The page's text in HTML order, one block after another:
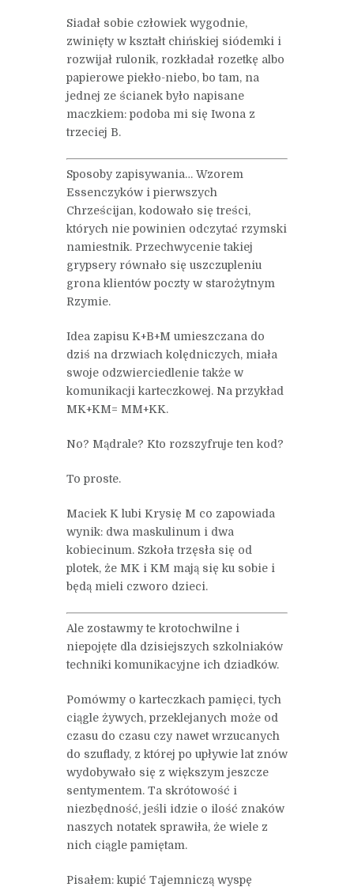
Siadał sobie człowiek wygodnie,
zwinięty w kształt chińskiej siódemki i
rozwijał rulonik, rozkładał rozetkę albo
papierowe piekło-niebo, bo tam, na
jednej ze ścianek było napisane
maczkiem: podoba mi się Iwona z
trzeciej B.
Sposoby zapisywania… Wzorem
Essenczyków i pierwszych
Chrześcijan, kodowało się treści,
których nie powinien odczytać rzymski
namiestnik. Przechwycenie takiej
grypsery równało się uszczupleniu
grona klientów poczty w starożytnym
Rzymie.
Idea zapisu K+B+M umieszczana do
dziś na drzwiach kolędniczych, miała
swoje odzwierciedlenie także w
komunikacji karteczkowej. Na przykład
MK+KM= MM+KK.
No? Mądrale? Kto rozszyfruje ten kod?
To proste.
Maciek K lubi Krysię M co zapowiada
wynik: dwa maskulinum i dwa
kobiecinum. Szkoła trzęsła się od
plotek, że MK i KM mają się ku sobie i
będą mieli czworo dzieci.
Ale zostawmy te krotochwilne i
niepojęte dla dzisiejszych szkolniaków
techniki komunikacyjne ich dziadków.
Pomówmy o karteczkach pamięci, tych
ciągle żywych, przeklejanych może od
czasu do czasu czy nawet wrzucanych
do szuflady, z której po upływie lat znów
wydobywało się z większym jeszcze
sentymentem. Ta skrótowość i
niezbędność, jeśli idzie o ilość znaków
naszych notatek sprawiła, że wiele z
nich ciągle pamiętam.
Pisałem: kupić Tajemniczą wyspę